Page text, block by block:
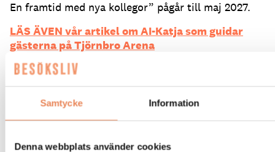
Samtycke Information
Denna webbplats använder cookies
En framtid med nya kollegor” pågår till maj 2027.
LÄS ÄVEN vår artikel om AI-Katja som guidar
gästerna på Tjörnbro Arena
Du kan läsa ett reportage om AI inom
affärsmagasinet för Sveriges roligaste näring
sedan 1916. Alla medlemmar i Visita får ett
exemplar av magasinet per anläggning genom
sitt medlemskap.